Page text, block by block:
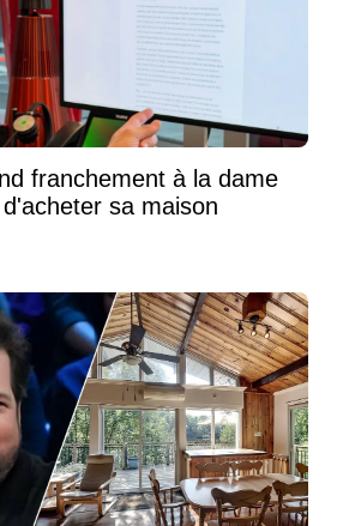
franchement à la dame
sa maison